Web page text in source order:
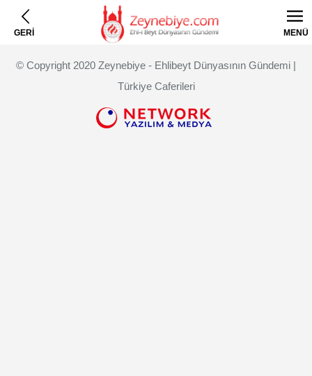
GERİ MENÜ
© Copyright 2020 Zeynebiye - Ehlibeyt Dünyasının Gündemi |
Türkiye Caferileri